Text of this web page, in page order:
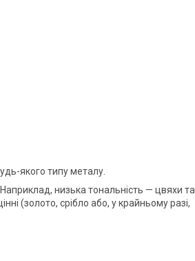
якого типу металу.
низька тональність — цвяхи та
(золото, срібло або, у крайньому разі,